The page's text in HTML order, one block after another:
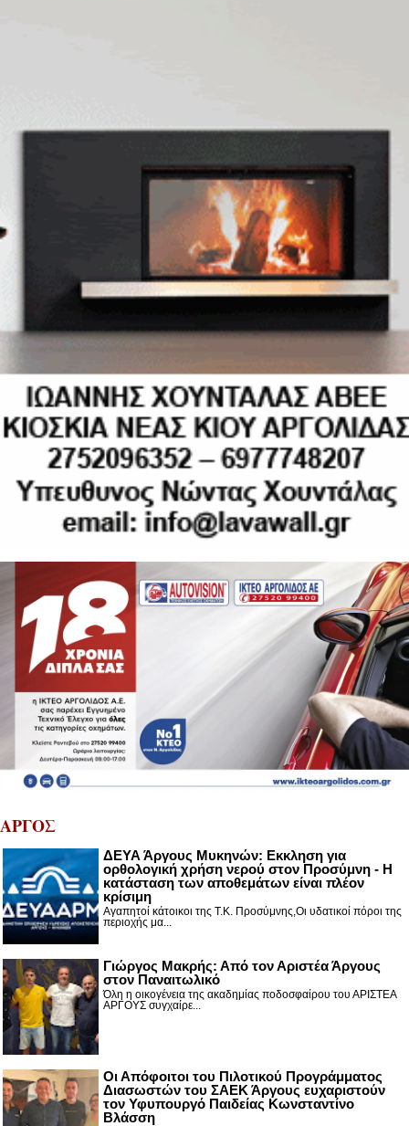
ΑΡΓΟΣ
ΔΕΥΑ Άργους Μυκηνών: Εκκληση για
ορθολογική χρήση νερού στον Προσύμνη - Η
κατάσταση των αποθεμάτων είναι πλέον
κρίσιμη
Αγαπητοί κάτοικοι της Τ.Κ. Προσύμνης,Οι υδατικοί πόροι της
περιοχής μα...
Γιώργος Μακρής: Από τον Αριστέα Άργους
στον Παναιτωλικό
Όλη η οικογένεια της ακαδημίας ποδοσφαίρου του ΑΡΙΣΤΕΑ
ΑΡΓΟΥΣ συγχαίρε...
Οι Απόφοιτοι του Πιλοτικού Προγράμματος
Διασωστών του ΣΑΕΚ Άργους ευχαριστούν
τον Υφυπουργό Παιδείας Κωνσταντίνο
Βλάσση